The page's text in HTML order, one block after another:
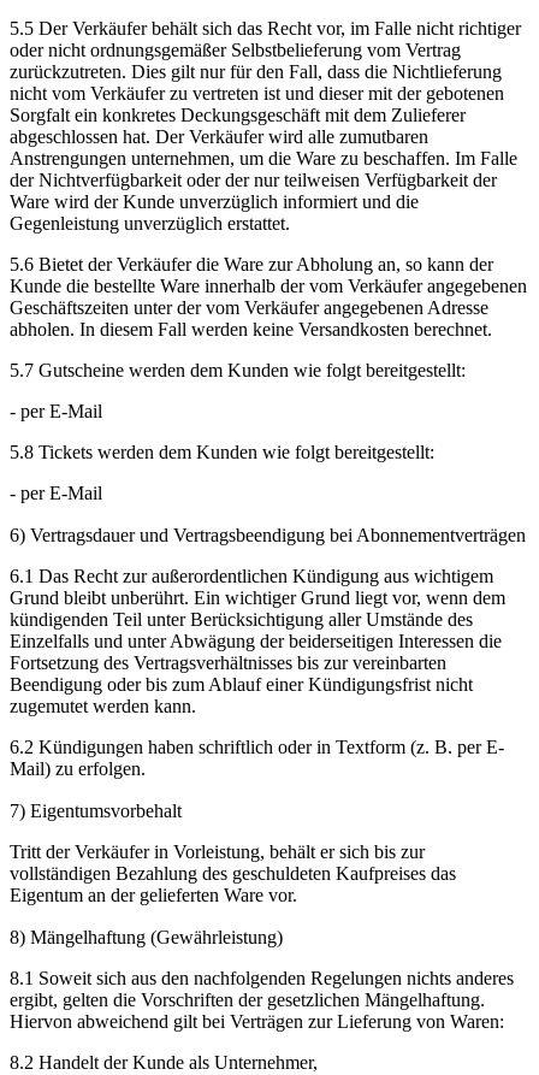
5.5 Der Verkäufer behält sich das Recht vor, im Falle nicht richtiger
oder nicht ordnungsgemäßer Selbstbelieferung vom Vertrag
zurückzutreten. Dies gilt nur für den Fall, dass die Nichtlieferung
nicht vom Verkäufer zu vertreten ist und dieser mit der gebotenen
Sorgfalt ein konkretes Deckungsgeschäft mit dem Zulieferer
abgeschlossen hat. Der Verkäufer wird alle zumutbaren
Anstrengungen unternehmen, um die Ware zu beschaffen. Im Falle
der Nichtverfügbarkeit oder der nur teilweisen Verfügbarkeit der
Ware wird der Kunde unverzüglich informiert und die
Gegenleistung unverzüglich erstattet.
5.6 Bietet der Verkäufer die Ware zur Abholung an, so kann der
Kunde die bestellte Ware innerhalb der vom Verkäufer angegebenen
Geschäftszeiten unter der vom Verkäufer angegebenen Adresse
abholen. In diesem Fall werden keine Versandkosten berechnet.
5.7 Gutscheine werden dem Kunden wie folgt bereitgestellt:
- per E-Mail
5.8 Tickets werden dem Kunden wie folgt bereitgestellt:
- per E-Mail
6) Vertragsdauer und Vertragsbeendigung bei Abonnementverträgen
6.1 Das Recht zur außerordentlichen Kündigung aus wichtigem
Grund bleibt unberührt. Ein wichtiger Grund liegt vor, wenn dem
kündigenden Teil unter Berücksichtigung aller Umstände des
Einzelfalls und unter Abwägung der beiderseitigen Interessen die
Fortsetzung des Vertragsverhältnisses bis zur vereinbarten
Beendigung oder bis zum Ablauf einer Kündigungsfrist nicht
zugemutet werden kann.
6.2 Kündigungen haben schriftlich oder in Textform (z. B. per E-
Mail) zu erfolgen.
7) Eigentumsvorbehalt
Tritt der Verkäufer in Vorleistung, behält er sich bis zur
vollständigen Bezahlung des geschuldeten Kaufpreises das
Eigentum an der gelieferten Ware vor.
8) Mängelhaftung (Gewährleistung)
8.1 Soweit sich aus den nachfolgenden Regelungen nichts anderes
ergibt, gelten die Vorschriften der gesetzlichen Mängelhaftung.
Hiervon abweichend gilt bei Verträgen zur Lieferung von Waren:
8.2 Handelt der Kunde als Unternehmer,